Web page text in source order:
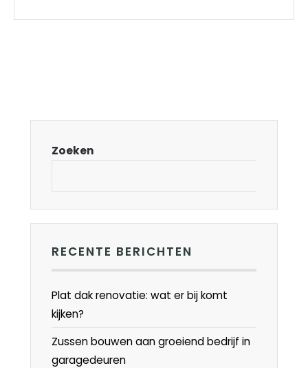
Zoeken
RECENTE BERICHTEN
Plat dak renovatie: wat er bij komt
kijken?
Zussen bouwen aan groeiend bedrijf in
garagedeuren